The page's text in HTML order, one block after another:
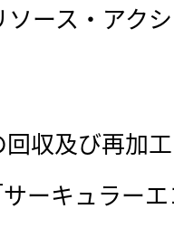
ース・アク
回収及び再加
サーキュラー